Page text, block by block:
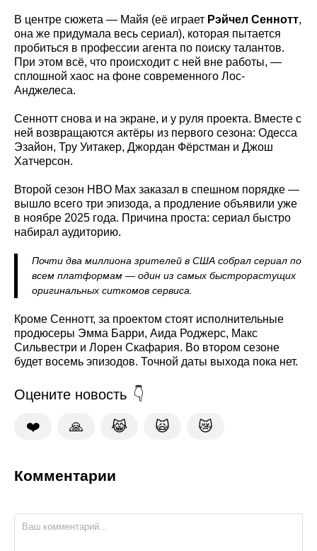
В центре сюжета — Майя (её играет Рэйчел Сеннотт,
она же придумала весь сериал), которая пытается
пробиться в профессии агента по поиску талантов.
При этом всё, что происходит с ней вне работы, —
сплошной хаос на фоне современного Лос-
Анджелеса.
Сеннотт снова и на экране, и у руля проекта. Вместе с
ней возвращаются актёры из первого сезона: Одесса
Эзайон, Тру Уитакер, Джордан Фёрстман и Джош
Хатчерсон.
Второй сезон HBO Max заказал в спешном порядке —
вышло всего три эпизода, а продление объявили уже
в ноябре 2025 года. Причина проста: сериал быстро
набирал аудиторию.
Почти два миллиона зрителей в США собрал сериал по
всем платформам — один из самых быстрорастущих
оригинальных ситкомов сервиса.
Кроме Сеннотт, за проектом стоят исполнительные
продюсеры Эмма Барри, Аида Роджерс, Макс
Сильвестри и Лорен Скафария. Во втором сезоне
будет восемь эпизодов. Точной даты выхода пока нет.
Оцените новость
❤️ 🙏 😹 🙀 😿
Комментарии